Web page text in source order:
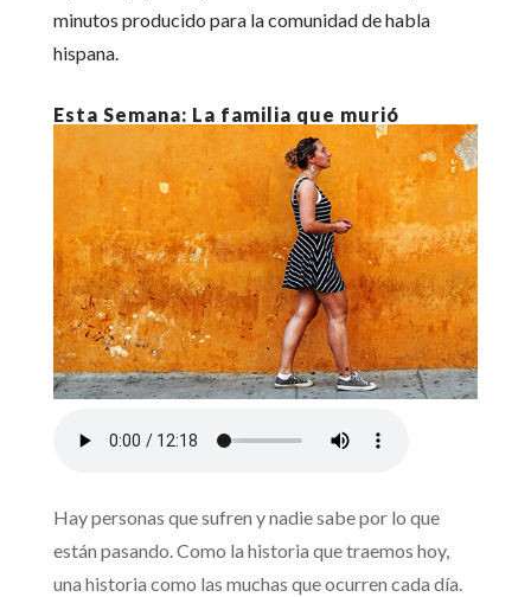
minutos producido para la comunidad de habla
hispana.
La familia que murió
Hay personas que sufren y nadie sabe por lo que
están pasando. Como la historia que traemos hoy,
una historia como las muchas que ocurren cada día.